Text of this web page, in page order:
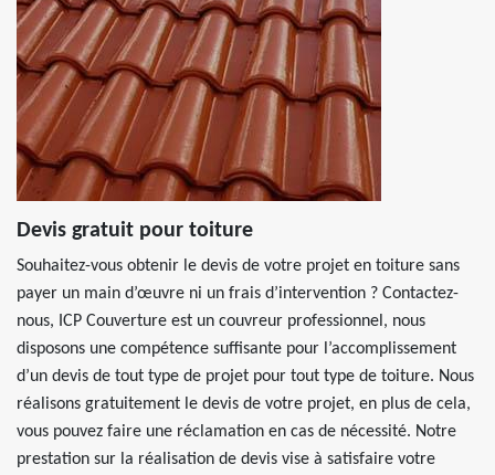
Devis gratuit pour toiture
Souhaitez-vous obtenir le devis de votre projet en toiture sans
payer un main d’œuvre ni un frais d’intervention ? Contactez-
nous, ICP Couverture est un couvreur professionnel, nous
disposons une compétence suffisante pour l’accomplissement
d’un devis de tout type de projet pour tout type de toiture. Nous
réalisons gratuitement le devis de votre projet, en plus de cela,
vous pouvez faire une réclamation en cas de nécessité. Notre
prestation sur la réalisation de devis vise à satisfaire votre